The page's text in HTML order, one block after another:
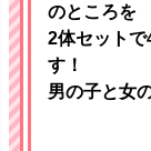
のところを
2体セットで
す！
男の子と女